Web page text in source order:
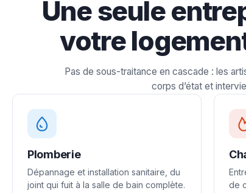
Une seule
votre
Pas de sous-traitance en cascade : les
corps d’état et
Plomberie
Dépannage et installation sanitaire, du
joint qui fuit à la salle de bain complète.
de